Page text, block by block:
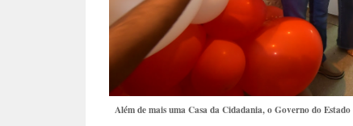
Além de mais uma Casa da Cidadania, o Governo do